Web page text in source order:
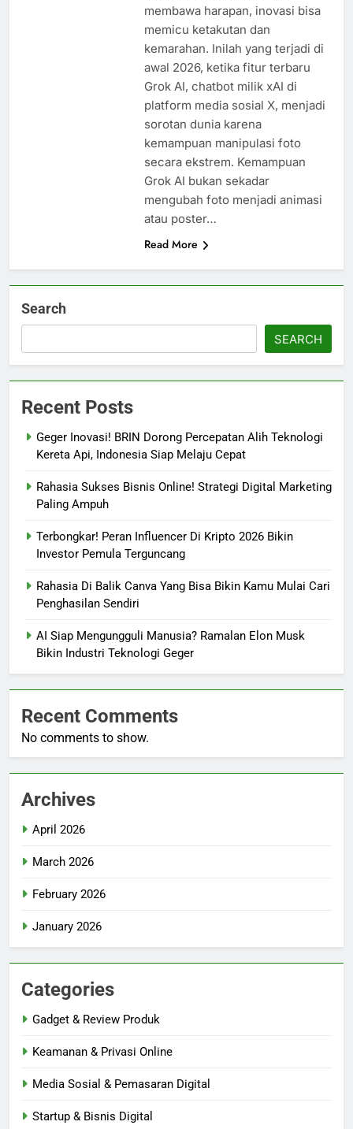
membawa harapan, inovasi bisa
memicu ketakutan dan
kemarahan. Inilah yang terjadi di
awal 2026, ketika fitur terbaru
Grok AI, chatbot milik xAI di
platform media sosial X, menjadi
sorotan dunia karena
kemampuan manipulasi foto
secara ekstrem. Kemampuan
Grok AI bukan sekadar
mengubah foto menjadi animasi
atau poster…
Read More
Search
SEARCH
Recent Posts
Geger Inovasi! BRIN Dorong Percepatan Alih Teknologi
Kereta Api, Indonesia Siap Melaju Cepat
Rahasia Sukses Bisnis Online! Strategi Digital Marketing
Paling Ampuh
Terbongkar! Peran Influencer Di Kripto 2026 Bikin
Investor Pemula Terguncang
Rahasia Di Balik Canva Yang Bisa Bikin Kamu Mulai Cari
Penghasilan Sendiri
AI Siap Mengungguli Manusia? Ramalan Elon Musk
Bikin Industri Teknologi Geger
Recent Comments
No comments to show.
Archives
April 2026
March 2026
February 2026
January 2026
Categories
Gadget & Review Produk
Keamanan & Privasi Online
Media Sosial & Pemasaran Digital
Startup & Bisnis Digital